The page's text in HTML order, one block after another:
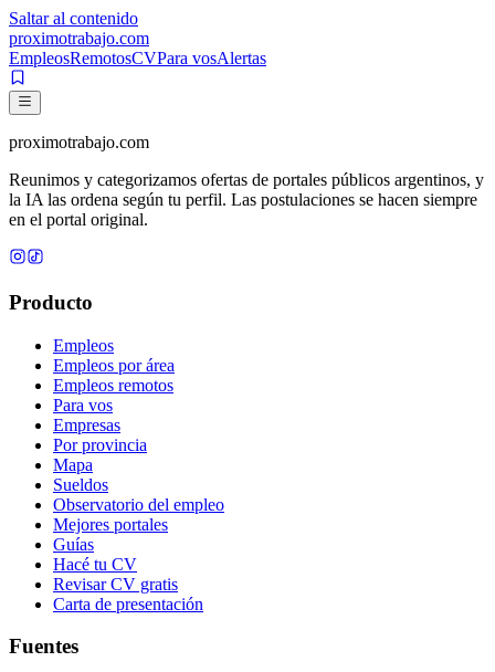
Saltar al contenido
proximotrabajo.com
EmpleosRemotosCVPara vosAlertas
proximotrabajo.com
Reunimos y categorizamos ofertas de portales públicos argentinos, y
la IA las ordena según tu perfil. Las postulaciones se hacen siempre
en el portal original.
Producto
Empleos
Empleos por área
Empleos remotos
Para vos
Empresas
Por provincia
Mapa
Sueldos
Observatorio del empleo
Mejores portales
Guías
Hacé tu CV
Revisar CV gratis
Carta de presentación
Fuentes